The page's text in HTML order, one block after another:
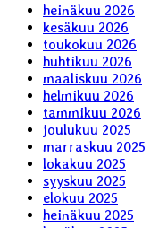
heinäkuu 2026
kesäkuu 2026
toukokuu 2026
huhtikuu 2026
maaliskuu 2026
helmikuu 2026
tammikuu 2026
joulukuu 2025
marraskuu 2025
lokakuu 2025
syyskuu 2025
elokuu 2025
heinäkuu 2025